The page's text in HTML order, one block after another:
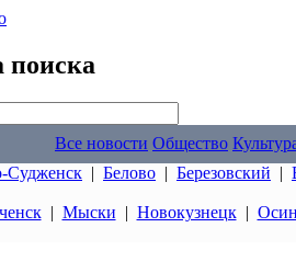
Все новости Общество
Судженск | Белово | Березовский |
| Мыски | Новокузнецк|